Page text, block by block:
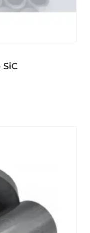
بكرات السيراميك SiC